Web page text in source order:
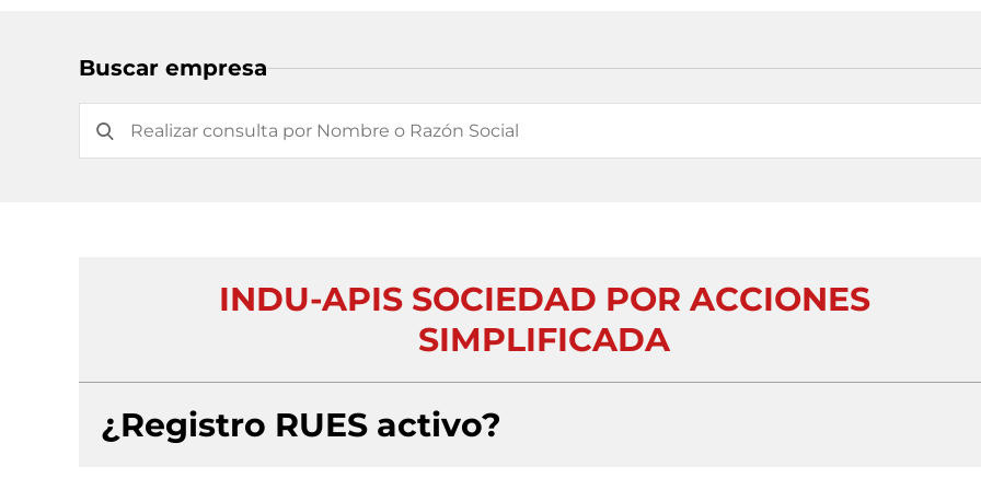
Buscar empresa
INDU-APIS SOCIEDAD POR ACCIONES
SIMPLIFICADA
¿Registro RUES activo?